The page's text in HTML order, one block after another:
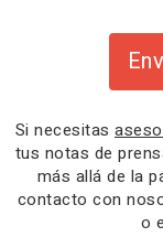
Si necesitas
tus notas de
más allá de la
contacto con
o